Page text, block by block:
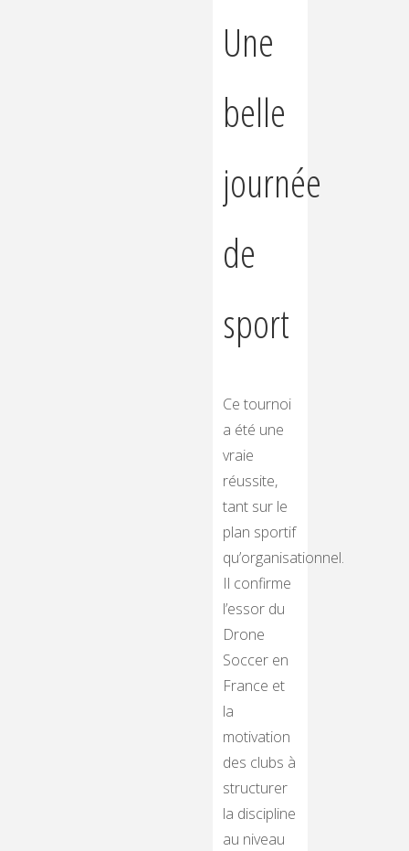
Une
belle
journée
de
sport
Ce tournoi
a été une
vraie
réussite,
tant sur le
plan sportif
qu’organisationnel.
Il confirme
l’essor du
Drone
Soccer en
France et
la
motivation
des clubs à
structurer
la discipline
au niveau